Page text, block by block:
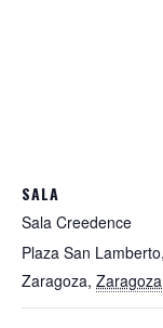
SALA
Sala Creedence
Plaza San
Zaragoza, Zaragoza